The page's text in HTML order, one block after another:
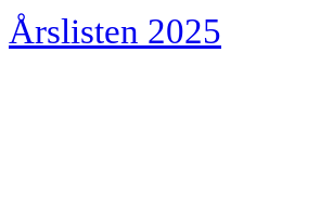
Årslisten 2025